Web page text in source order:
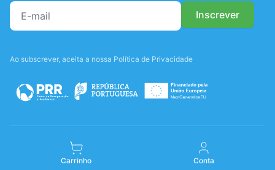
Ao subscrever, aceita a nossa Política de Privacidade
Carrinho Conta